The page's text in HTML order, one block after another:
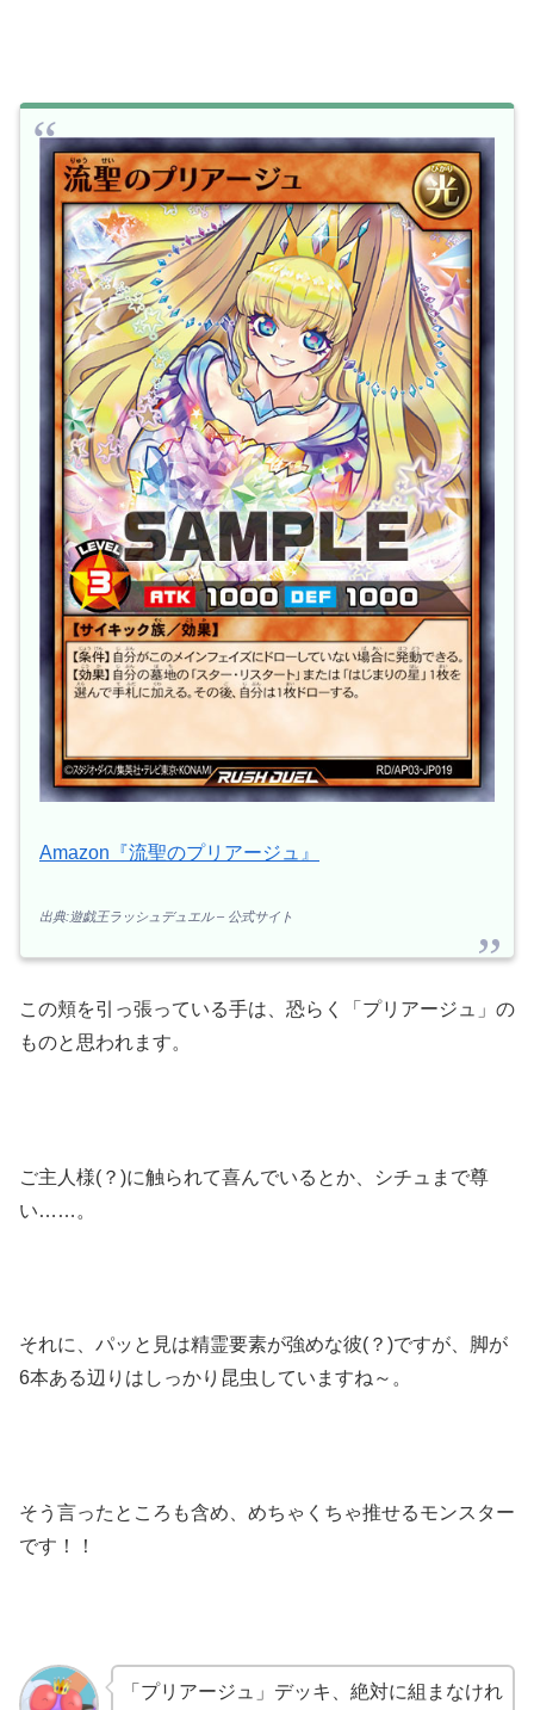
Amazon『流聖のプリアージュ』
出典:遊戯王ラッシュデュエル – 公式サイト
この頬を引っ張っている手は、恐らく「プリアージュ」の
ものと思われます。
ご主人様(？)に触られて喜んでいるとか、シチュまで尊
い……。
それに、パッと見は精霊要素が強めな彼(？)ですが、脚が
6本ある辺りはしっかり昆虫していますね～。
そう言ったところも含め、めちゃくちゃ推せるモンスター
です！！
「プリアージュ」デッキ、絶対に組まなけれ